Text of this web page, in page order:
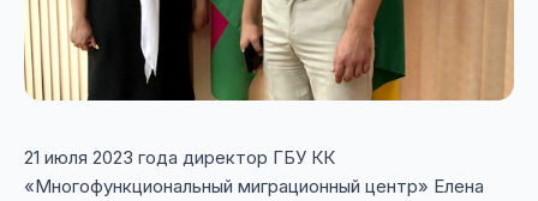
21 июля 2023 года директор ГБУ КК
«Многофункциональный миграционный центр» Елена